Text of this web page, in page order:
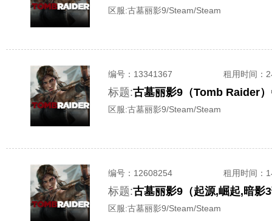
区服:古墓丽影9/Steam/Steam
编号： 13341367 租用时间 ：
标题:古墓丽影9（Tomb Raider
区服:古墓丽影9/Steam/Steam
编号： 12608254 租用时间 ：
标题:古墓丽影9（起源,崛起,暗影
区服:古墓丽影9/Steam/Steam